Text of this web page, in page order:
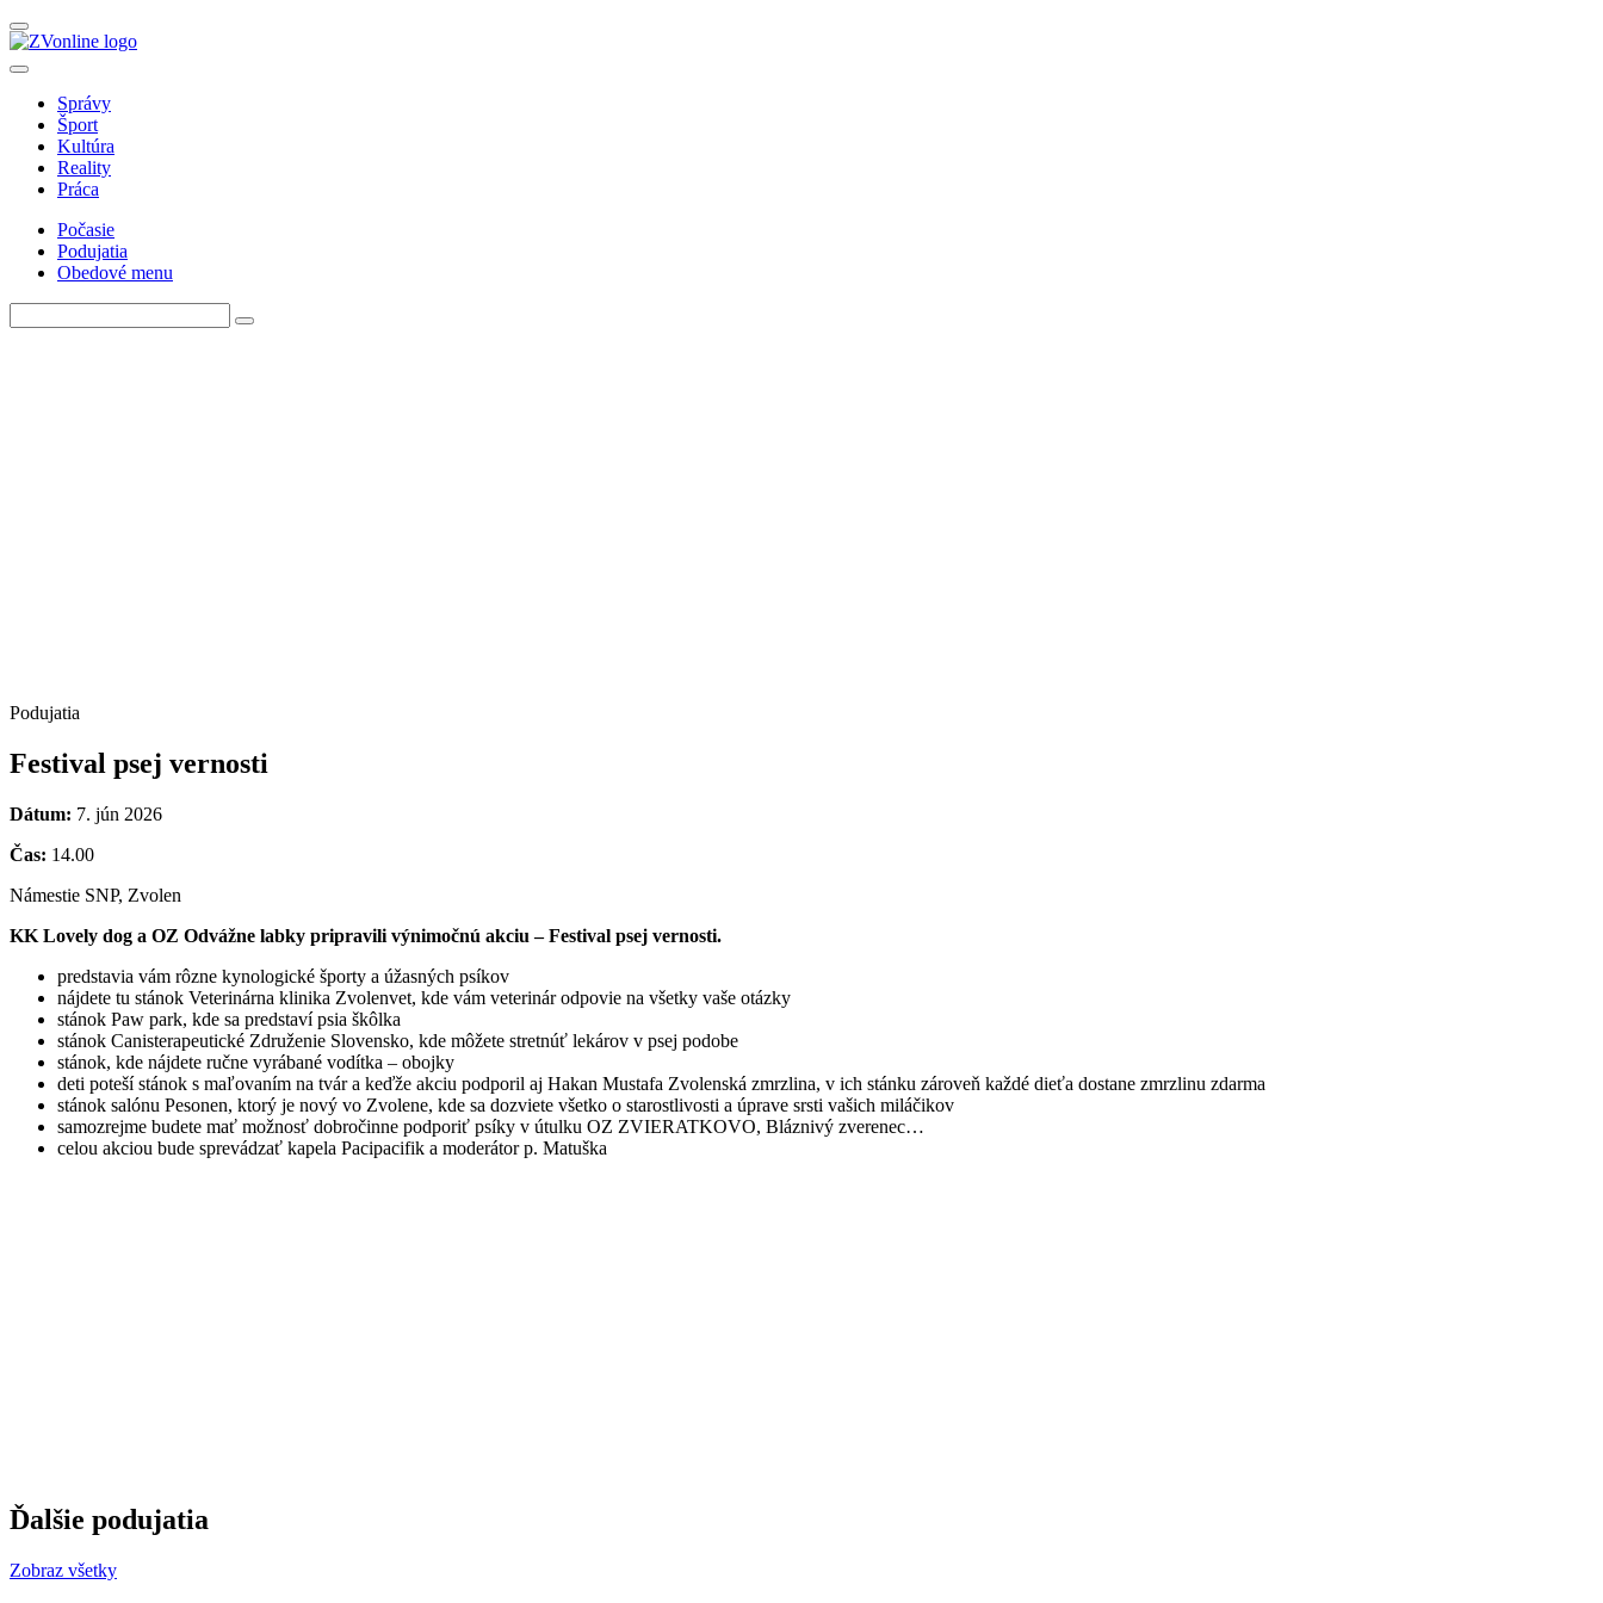
Správy
Šport
Kultúra
Reality
Práca
Počasie
Podujatia
Obedové menu
Podujatia
Festival psej vernosti
Dátum: 7. jún 2026
Čas: 14.00
Námestie SNP, Zvolen
KK Lovely dog a OZ Odvážne labky pripravili výnimočnú akciu – Festival psej vernosti.
predstavia vám rôzne kynologické športy a úžasných psíkov
nájdete tu stánok Veterinárna klinika Zvolenvet, kde vám veterinár odpovie na všetky vaše otázky
stánok Paw park, kde sa predstaví psia škôlka
stánok Canisterapeutické Združenie Slovensko, kde môžete stretnúť lekárov v psej podobe
stánok, kde nájdete ručne vyrábané vodítka – obojky
deti poteší stánok s maľovaním na tvár a keďže akciu podporil aj Hakan Mustafa Zvolenská zmrzlina, v ich stánku zároveň každé dieťa dostane zmrzlinu zdarma
stánok salónu Pesonen, ktorý je nový vo Zvolene, kde sa dozviete všetko o starostlivosti a úprave srsti vašich miláčikov
samozrejme budete mať možnosť dobročinne podporiť psíky v útulku OZ ZVIERATKOVO, Bláznivý zverenec…
celou akciou bude sprevádzať kapela Pacipacifik a moderátor p. Matuška
Ďalšie podujatia
Zobraz všetky